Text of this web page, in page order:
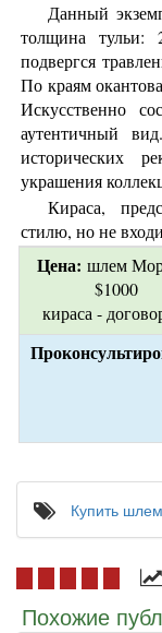
Данный
толщина тульи:
подвергся
По краям
Искусственно
аутентичный
исторических
украшения
Кираса,
стилю, но не
Цена: шлем
$1000
кираса -
Купить
Похожие